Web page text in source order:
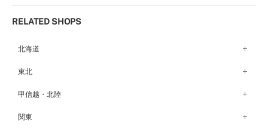
RELATED SHOPS
北海道
札幌店（134）
東北
弘前パークホテル店（180）
甲信越・北陸
甲府店（63）
関東